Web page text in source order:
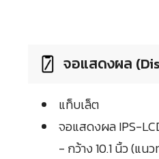
จอแสดงผล
แท็บเล็ต
จอแสดงผล IPS-
- กว้าง 10.1 นิ้ว (แน